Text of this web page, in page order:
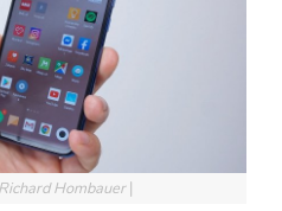
Hombauer